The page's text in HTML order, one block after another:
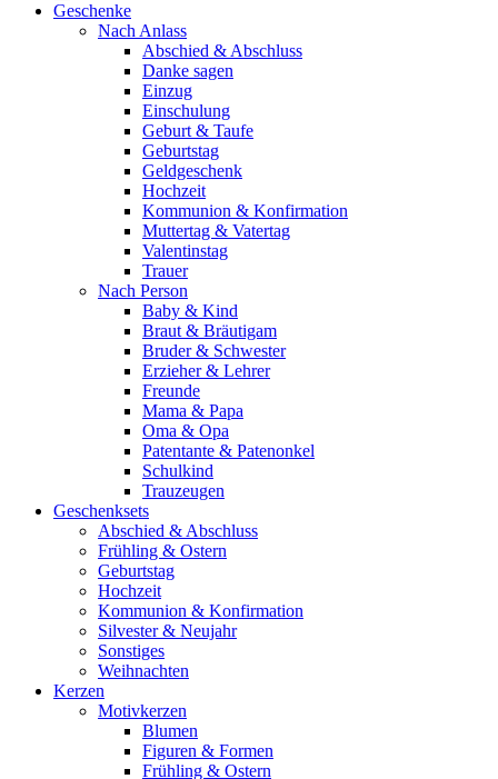
Geschenke
Nach Anlass
Abschied & Abschluss
Danke sagen
Einzug
Einschulung
Geburt & Taufe
Geburtstag
Geldgeschenk
Hochzeit
Kommunion & Konfirmation
Muttertag & Vatertag
Valentinstag
Trauer
Nach Person
Baby & Kind
Braut & Bräutigam
Bruder & Schwester
Erzieher & Lehrer
Freunde
Mama & Papa
Oma & Opa
Patentante & Patenonkel
Schulkind
Trauzeugen
Geschenksets
Abschied & Abschluss
Frühling & Ostern
Geburtstag
Hochzeit
Kommunion & Konfirmation
Silvester & Neujahr
Sonstiges
Weihnachten
Kerzen
Motivkerzen
Blumen
Figuren & Formen
Frühling & Ostern